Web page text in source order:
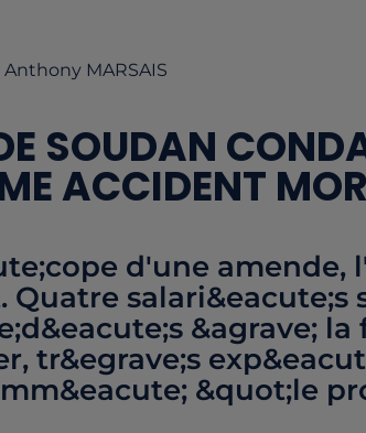
Anthony MARSAIS
SOUDAN
ACCIDENT
d'une amende,
Quatre salari&eacute;s
&agrave;
tr&egrave;s
&quot;le